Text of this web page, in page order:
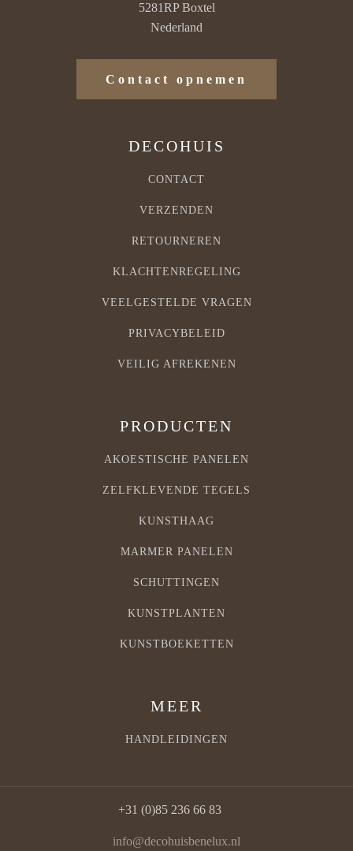
5281RP Boxtel
Nederland
Contact opnemen
DECOHUIS
CONTACT
VERZENDEN
RETOURNEREN
KLACHTENREGELING
VEELGESTELDE VRAGEN
PRIVACYBELEID
VEILIG AFREKENEN
PRODUCTEN
AKOESTISCHE PANELEN
ZELFKLEVENDE TEGELS
KUNSTHAAG
MARMER PANELEN
SCHUTTINGEN
KUNSTPLANTEN
KUNSTBOEKETTEN
MEER
HANDLEIDINGEN
+31 (0)85 236 66 83
info@decohuisbenelux.nl